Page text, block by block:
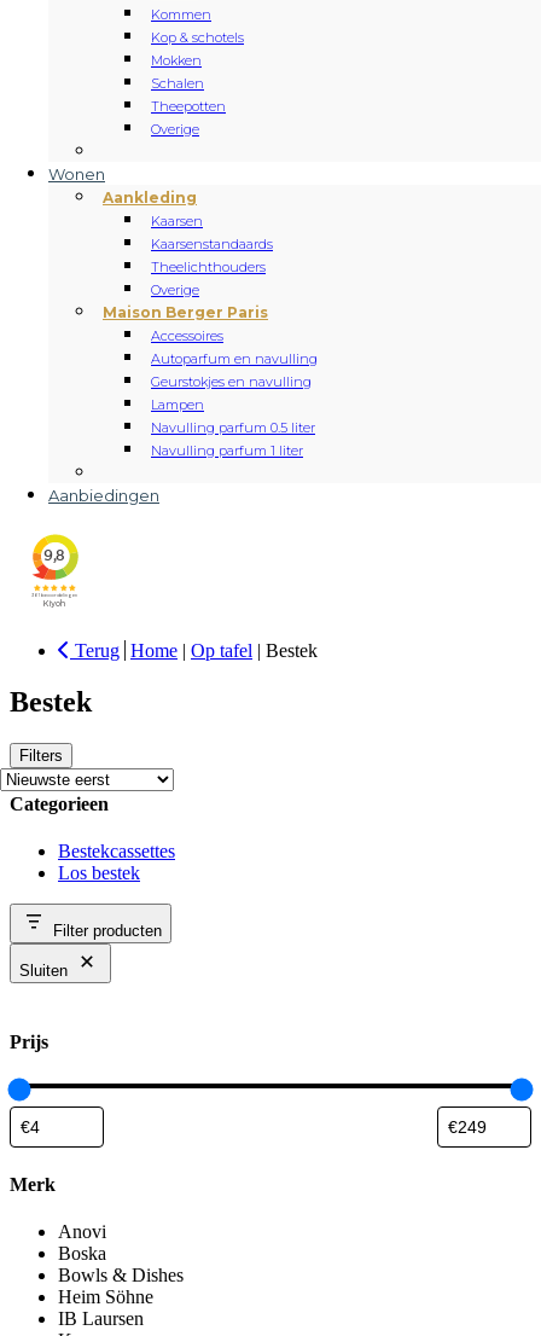
Kommen
Kop & schotels
Mokken
Schalen
Theepotten
Overige
Wonen
Aankleding
Kaarsen
Kaarsenstandaards
Theelichthouders
Overige
Maison Berger Paris
Accessoires
Autoparfum en navulling
Geurstokjes en navulling
Lampen
Navulling parfum 0.5 liter
Navulling parfum 1 liter
Aanbiedingen
Terug Home | Op tafel | Bestek
Bestek
Filters
Categorieen
Bestekcassettes
Los bestek
Filter producten
Sluiten
Prijs
Merk
Anovi
Boska
Bowls & Dishes
Heim Söhne
IB Laursen